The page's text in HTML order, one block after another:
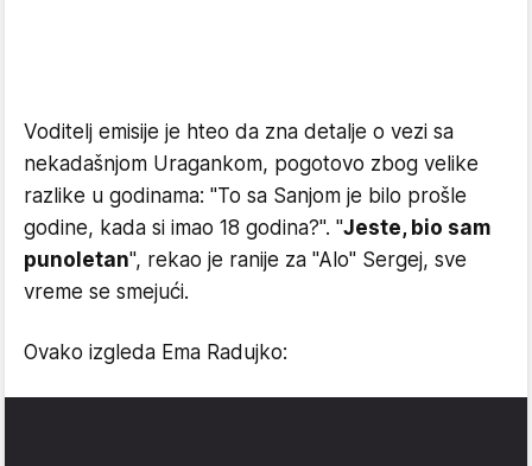
Voditelj emisije je hteo da zna detalje o vezi sa
nekadašnjom Uragankom, pogotovo zbog velike
razlike u godinama: "To sa Sanjom je bilo prošle
godine, kada si imao 18 godina?". "Jeste, bio sam
punoletan", rekao je ranije za "Alo" Sergej, sve
vreme se smejući.
Ovako izgleda Ema Radujko: